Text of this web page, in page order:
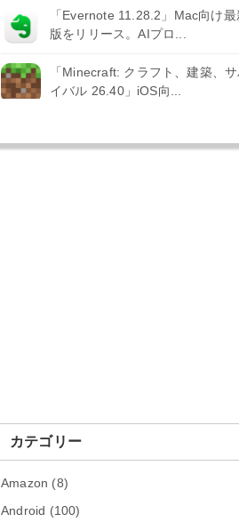
「Evernote 11.28.2」Mac向け最
版をリリース。AIプロ...
「Minecraft: クラフト、建築、
イバル 26.40」iOS向...
ザ 151.0.7922....
け最新版をリリース。
け最新版をリリ...
カテゴリー
Amazon (8)
Android (100)